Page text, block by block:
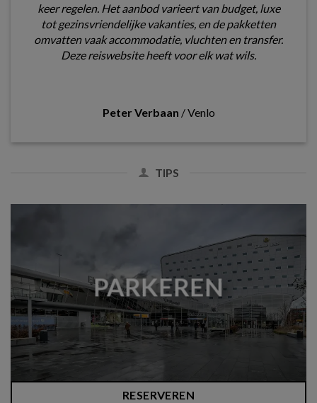
keer regelen. Het aanbod varieert van budget, luxe
tot gezinsvriendelijke vakanties, en de pakketten
omvatten vaak accommodatie, vluchten en transfer.
Deze reiswebsite heeft voor elk wat wils.
Peter Verbaan /Venlo
TIPS
PARKEREN
RESERVEREN